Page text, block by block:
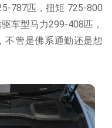
787匹，扭矩 725-800
车型马力299-408匹，
不管是佛系通勤还是想